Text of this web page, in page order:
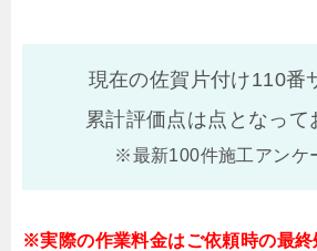
現在の佐賀片付け110番
累計評価点は点となって
※最新100件施工アンケ
※実際の作業料金はご依頼時の最終